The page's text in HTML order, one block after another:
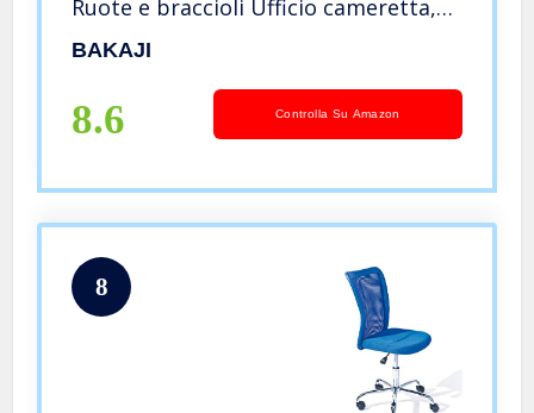
Ruote e braccioli Ufficio cameretta,
Schienale ergonomico Traspirante a
BAKAJI
8.6 Controlla Su Amazon
8